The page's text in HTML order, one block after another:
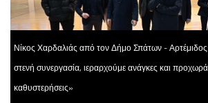
Νίκος Χαρδαλιάς από τον Δήμο Σπάτων -
στενή συνεργασία, ιεραρχούμε ανάγκες και
καθυστερήσεις»